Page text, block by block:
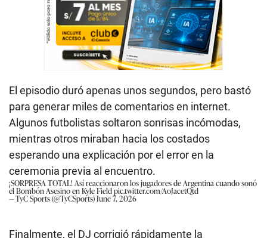
El episodio duró apenas unos segundos, pero bastó
para generar miles de comentarios en internet.
Algunos futbolistas soltaron sonrisas incómodas,
mientras otros miraban hacia los costados
esperando una explicación por el error en la
ceremonia previa al encuentro.
¡SORPRESA TOTAL! Así reaccionaron los jugadores de Argentina cuando sonó
el Bombón Asesino en Kyle Fieldpic.twitter.com/AoJacetQtd
— TyC Sports (@TyCSports)June 7, 2026
Finalmente, el DJ corrigió rápidamente la